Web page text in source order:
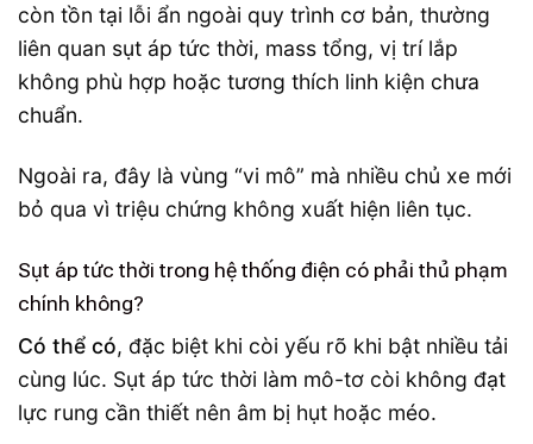
còn tồn tại lỗi ẩn ngoài quy trình cơ bản, thường
liên quan sụt áp tức thời, mass tổng, vị trí lắp
không phù hợp hoặc tương thích linh kiện chưa
chuẩn.
Ngoài ra, đây là vùng “vi mô” mà nhiều chủ xe mới
bỏ qua vì triệu chứng không xuất hiện liên tục.
Sụt áp tức thời trong hệ thống điện có phải thủ phạm
chính không?
Có thể có, đặc biệt khi còi yếu rõ khi bật nhiều tải
cùng lúc. Sụt áp tức thời làm mô-tơ còi không đạt
lực rung cần thiết nên âm bị hụt hoặc méo.